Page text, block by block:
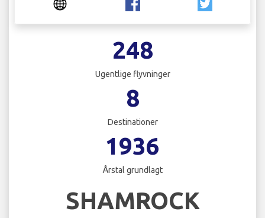
248
Ugentlige flyvninger
8
Destinationer
1936
Årstal grundlagt
SHAMROCK